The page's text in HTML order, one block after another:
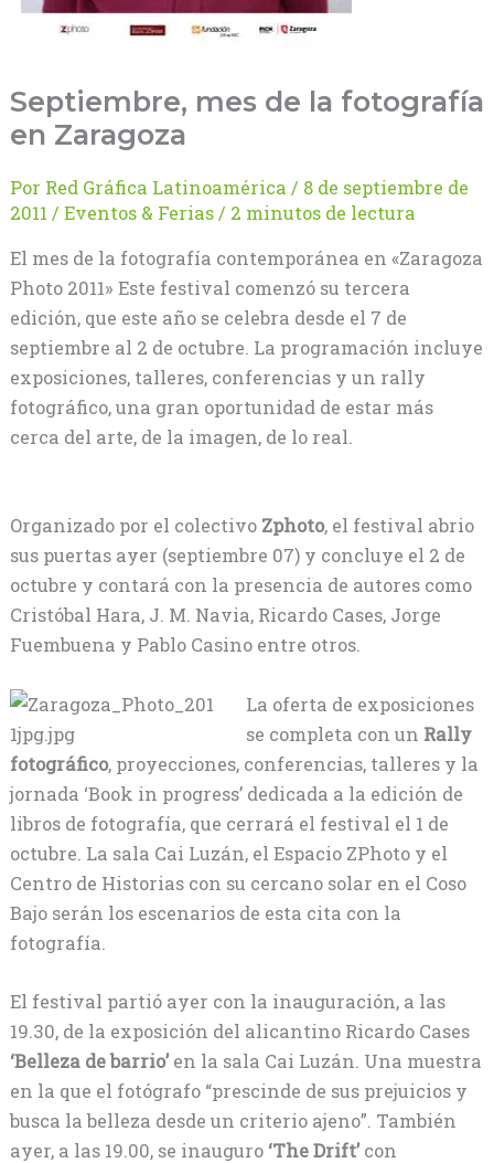
Septiembre, mes de la fotografía
en Zaragoza
Por Red Gráfica Latinoamérica / 8 de septiembre de
2011 / Eventos & Ferias/ 2 minutos de lectura
El mes de la fotografía contemporánea en «Zaragoza
Photo 2011» Este festival comenzó su tercera
edición, que este año se celebra desde el 7 de
septiembre al 2 de octubre. La programación incluye
exposiciones, talleres, conferencias y un rally
fotográfico, una gran oportunidad de estar más
cerca del arte, de la imagen, de lo real.
Organizado por el colectivo Zphoto, el festival abrio
sus puertas ayer (septiembre 07) y concluye el 2 de
octubre y contará con la presencia de autores como
Cristóbal Hara, J. M. Navia, Ricardo Cases, Jorge
Fuembuena y Pablo Casino entre otros.
La oferta de exposiciones
se completa con un Rally
fotográfico, proyecciones, conferencias, talleres y la
jornada ‘Book in progress’ dedicada a la edición de
libros de fotografía, que cerrará el festival el 1 de
octubre. La sala Cai Luzán, el Espacio ZPhoto y el
Centro de Historias con su cercano solar en el Coso
Bajo serán los escenarios de esta cita con la
fotografía.
El festival partió ayer con la inauguración, a las
19.30, de la exposición del alicantino Ricardo Cases
‘Belleza de barrio’en la sala Cai Luzán. Una muestra
en la que el fotógrafo “prescinde de sus prejuicios y
busca la belleza desde un criterio ajeno”. También
ayer, a las 19.00, se inauguro ‘The Drift’con